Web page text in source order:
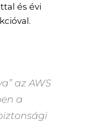
és évi
” az AWS
a